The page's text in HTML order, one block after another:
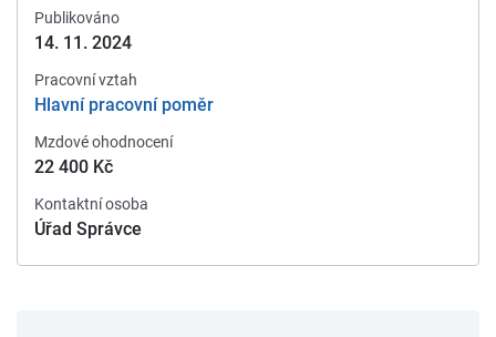
Publikováno
14. 11. 2024
Pracovní vztah
Hlavní pracovní poměr
Mzdové ohodnocení
22 400 Kč
Kontaktní osoba
Úřad Správce